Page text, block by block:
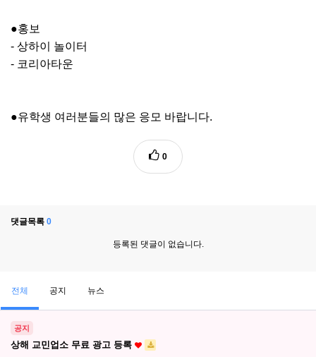
●홍보
- 상하이 놀이터
- 코리아타운
●유학생 여러분들의 많은 응모 바랍니다.
0
댓글목록 0
등록된 댓글이 없습니다.
전체 공지 뉴스
공지
상해 교민업소 무료 광고 등록